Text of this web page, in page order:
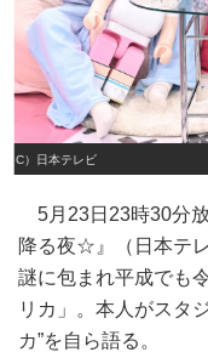
（C）日本テレビ
5月23日23時30分
降る夜☆』（日本テ
謎に包まれ平成でも
リカ」。本人がスタ
カ”を自ら語る。